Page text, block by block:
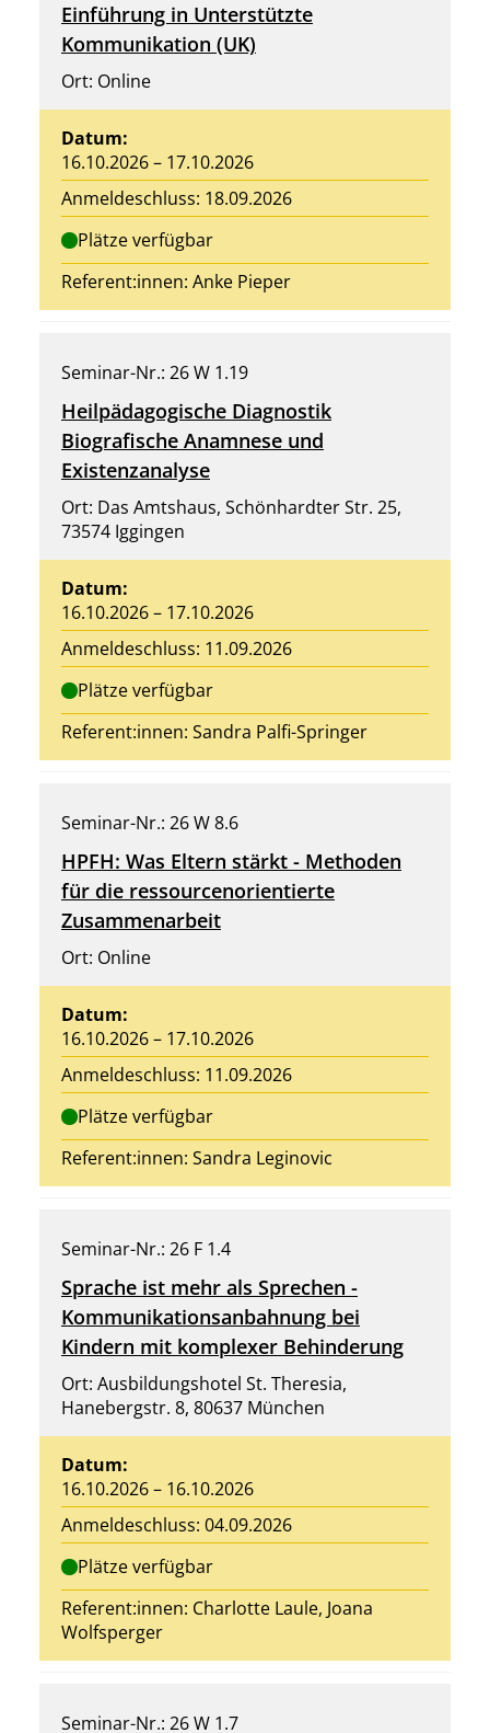
Einführung in Unterstützte
Kommunikation (UK)
Ort: Online
Datum:
16.10.2026 – 17.10.2026
Anmeldeschluss: 18.09.2026
Plätze verfügbar
Referent:innen: Anke Pieper
Seminar-Nr.: 26 W 1.19
Heilpädagogische Diagnostik
Biografische Anamnese und
Existenzanalyse
Ort: Das Amtshaus, Schönhardter Str. 25,
73574 Iggingen
Datum:
16.10.2026 – 17.10.2026
Anmeldeschluss: 11.09.2026
Plätze verfügbar
Referent:innen: Sandra Palfi-Springer
Seminar-Nr.: 26 W 8.6
HPFH: Was Eltern stärkt - Methoden
für die ressourcenorientierte
Zusammenarbeit
Ort: Online
Datum:
16.10.2026 – 17.10.2026
Anmeldeschluss: 11.09.2026
Plätze verfügbar
Referent:innen: Sandra Leginovic
Seminar-Nr.: 26 F 1.4
Sprache ist mehr als Sprechen -
Kommunikationsanbahnung bei
Kindern mit komplexer Behinderung
Ort: Ausbildungshotel St. Theresia,
Hanebergstr. 8, 80637 München
Datum:
16.10.2026 – 16.10.2026
Anmeldeschluss: 04.09.2026
Plätze verfügbar
Referent:innen: Charlotte Laule, Joana
Wolfsperger
Seminar-Nr.: 26 W 1.7